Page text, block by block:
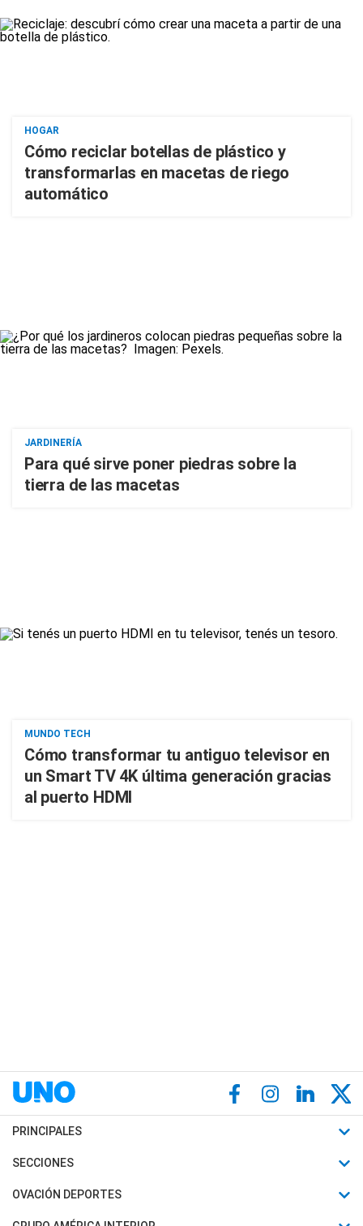
HOGAR
Cómo reciclar botellas de plástico y
transformarlas en macetas de riego
automático
JARDINERÍA
Para qué sirve poner piedras sobre la
tierra de las macetas
MUNDO TECH
Cómo transformar tu antiguo televisor en
un Smart TV 4K última generación gracias
al puerto HDMI
PRINCIPALES
Últimas Noticias
Política
SECCIONES
Horóscopo
Motores
OVACIÓN DEPORTES